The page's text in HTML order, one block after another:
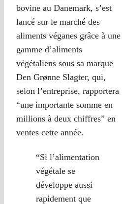
bovine au Danemark, s’est
lancé sur le marché des
aliments véganes grâce à une
gamme d’aliments
végétaliens sous sa marque
Den Grønne Slagter, qui,
selon l’entreprise, rapportera
“une importante somme en
millions à deux chiffres” en
ventes cette année.
“Si l’alimentation
végétale se
développe aussi
rapidement que